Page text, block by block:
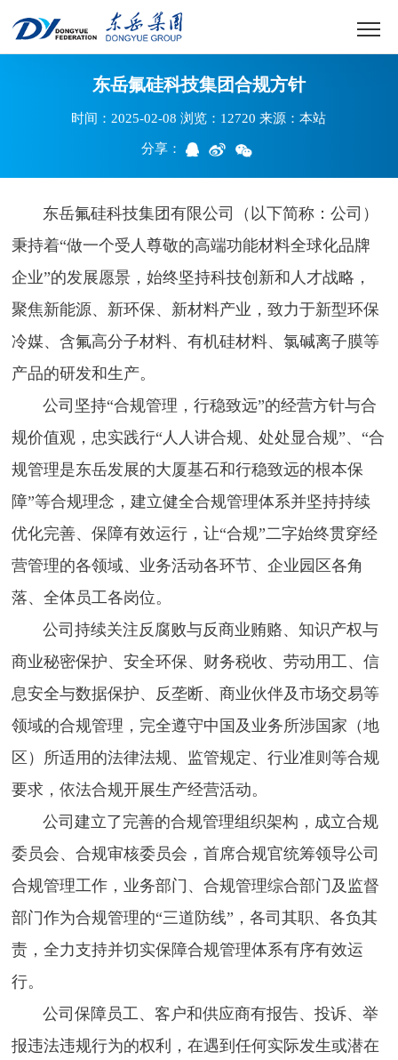
东岳氟硅科技集团合规方针
时间：2025-02-08 浏览：12720 来源：本站
分享：
东岳氟硅科技集团有限公司（以下简称：公司）
秉持着“做一个受人尊敬的高端功能材料全球化品牌
企业”的发展愿景，始终坚持科技创新和人才战略，
聚焦新能源、新环保、新材料产业，致力于新型环保
冷媒、含氟高分子材料、有机硅材料、氯碱离子膜等
产品的研发和生产。
公司坚持“合规管理，行稳致远”的经营方针与合
规价值观，忠实践行“人人讲合规、处处显合规”、“合
规管理是东岳发展的大厦基石和行稳致远的根本保
障”等合规理念，建立健全合规管理体系并坚持持续
优化完善、保障有效运行，让“合规”二字始终贯穿经
营管理的各领域、业务活动各环节、企业园区各角
落、全体员工各岗位。
公司持续关注反腐败与反商业贿赂、知识产权与
商业秘密保护、安全环保、财务税收、劳动用工、信
息安全与数据保护、反垄断、商业伙伴及市场交易等
领域的合规管理，完全遵守中国及业务所涉国家（地
区）所适用的法律法规、监管规定、行业准则等合规
要求，依法合规开展生产经营活动。
公司建立了完善的合规管理组织架构，成立合规
委员会、合规审核委员会，首席合规官统筹领导公司
合规管理工作，业务部门、合规管理综合部门及监督
部门作为合规管理的“三道防线”，各司其职、各负其
责，全力支持并切实保障合规管理体系有序有效运
行。
公司保障员工、客户和供应商有报告、投诉、举
报违法违规行为的权利，在遇到任何实际发生或潜在